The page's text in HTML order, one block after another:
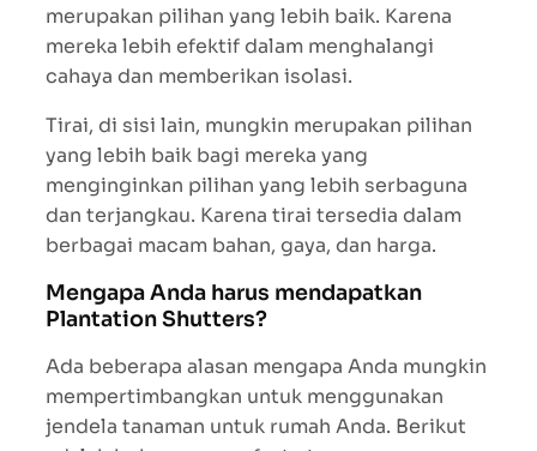
merupakan pilihan yang lebih baik. Karena
mereka lebih efektif dalam menghalangi
cahaya dan memberikan isolasi.
Tirai, di sisi lain, mungkin merupakan pilihan
yang lebih baik bagi mereka yang
menginginkan pilihan yang lebih serbaguna
dan terjangkau. Karena tirai tersedia dalam
berbagai macam bahan, gaya, dan harga.
Mengapa Anda harus mendapatkan
Plantation Shutters?
Ada beberapa alasan mengapa Anda mungkin
mempertimbangkan untuk menggunakan
jendela tanaman untuk rumah Anda. Berikut